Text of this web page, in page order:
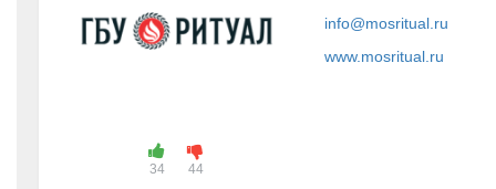
34
44
info@mosritual.ru
www.mosritual.ru